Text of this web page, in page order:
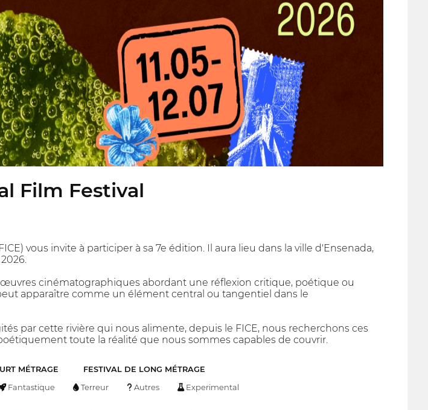
Film Festival
vous invite à participer à sa 7e édition. Il aura lieu dans la ville d'Ensenada,
œuvres cinématographiques abordant une réflexion critique, poétique ou
apparaître comme un élément central ou tangentiel dans le
par cette rivière qui nous alimente, depuis le FICE, nous recherchons ces
toute la réalité que nous sommes capables de couvrir.
MÉTRAGE FESTIVAL DE LONG MÉTRAGE
Fantastique Terreur Autres Experimental